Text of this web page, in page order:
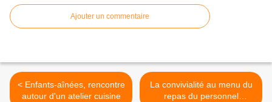
Ajouter un commentaire
< Enfants-aînées, rencontre
autour d'un atelier cuisine
La convivialité au menu du
repas du personnel